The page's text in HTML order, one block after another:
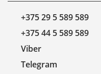
+375 29 5 589 589
+375 44 5 589 589
Viber
Telegram